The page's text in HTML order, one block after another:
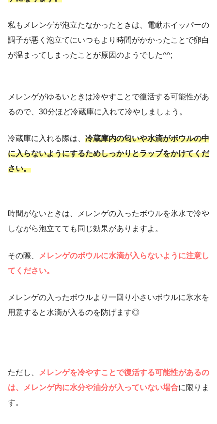
私もメレンゲが泡立たなかったときは、電動ホイッパーの
調子が悪く泡立てにいつもより時間がかかったことで卵白
が温まってしまったことが原因のようでした^^;
メレンゲがゆるいときは冷やすことで復活する可能性があ
るので、30分ほど冷蔵庫に入れて冷やしましょう。
冷蔵庫に入れる際は、 冷蔵庫内の匂いや水滴がボウルの中
に入らないようにするためしっかりとラップをかけてくだ
さい。
時間がないときは、メレンゲの入ったボウルを氷水で冷や
しながら泡立てても同じ効果がありますよ。
その際、
メレンゲのボウルに水滴が入らないように注意し
てください。
メレンゲの入ったボウルより一回り小さいボウルに氷水を
用意すると水滴が入るのを防げます◎
ただし、
メレンゲを冷やすことで復活する可能性があるの
は、メレンゲ内に水分や油分が入っていない場合に限りま
す。